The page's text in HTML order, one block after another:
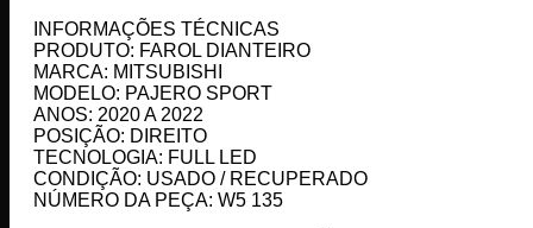
INFORMAÇÕES TÉCNICAS
PRODUTO: FAROL DIANTEIRO
MARCA: MITSUBISHI
MODELO: PAJERO SPORT
ANOS: 2020 A 2022
POSIÇÃO: DIREITO
TECNOLOGIA: FULL LED
CONDIÇÃO: USADO / RECUPERADO
NÚMERO DA PEÇA: W5 135